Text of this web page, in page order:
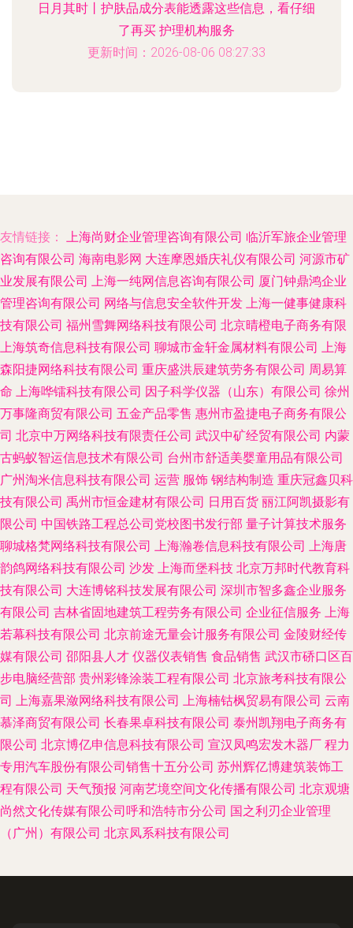
日月其时丨护肤品成分表能透露这些信息，看仔细
了再买 护理机构服务
更新时间：2026-08-06 08:27:33
友情链接： 上海尚财企业管理咨询有限公司 临沂军旅企业管理
咨询有限公司 海南电影网 大连摩恩婚庆礼仪有限公司 河源市矿
业发展有限公司 上海一纯网信息咨询有限公司 厦门钟鼎鸿企业
管理咨询有限公司 网络与信息安全软件开发 上海一健事健康科
技有限公司 福州雪舞网络科技有限公司 北京晴橙电子商务有限
上海筑奇信息科技有限公司 聊城市金轩金属材料有限公司 上海
森阳捷网络科技有限公司 重庆盛洪辰建筑劳务有限公司 周易算
命 上海哗镭科技有限公司 因子科学仪器（山东）有限公司 徐州
万事隆商贸有限公司 五金产品零售 惠州市盈捷电子商务有限公
司 北京中万网络科技有限责任公司 武汉中矿经贸有限公司 内蒙
古蚂蚁智运信息技术有限公司 台州市舒适美婴童用品有限公司
广州淘米信息科技有限公司 运营 服饰 钢结构制造 重庆冠鑫贝科
技有限公司 禹州市恒金建材有限公司 日用百货 丽江阿凯摄影有
限公司 中国铁路工程总公司党校图书发行部 量子计算技术服务
聊城格梵网络科技有限公司 上海瀚卷信息科技有限公司 上海唐
韵鸽网络科技有限公司 沙发 上海而堡科技 北京万邦时代教育科
技有限公司 大连博铭科技发展有限公司 深圳市智多鑫企业服务
有限公司 吉林省固地建筑工程劳务有限公司 企业征信服务 上海
若幕科技有限公司 北京前途无量会计服务有限公司 金陵财经传
媒有限公司 邵阳县人才 仪器仪表销售 食品销售 武汉市硚口区百
步电脑经营部 贵州彩锋涂装工程有限公司 北京旅考科技有限公
司 上海嘉果潋网络科技有限公司 上海楠钴枫贸易有限公司 云南
慕泽商贸有限公司 长春果卓科技有限公司 泰州凯翔电子商务有
限公司 北京博亿申信息科技有限公司 宣汉凤鸣宏发木器厂 程力
专用汽车股份有限公司销售十五分公司 苏州辉亿博建筑装饰工
程有限公司 天气预报 河南艺境空间文化传播有限公司 北京观塘
尚然文化传媒有限公司呼和浩特市分公司 国之利刃企业管理
（广州）有限公司 北京凤系科技有限公司